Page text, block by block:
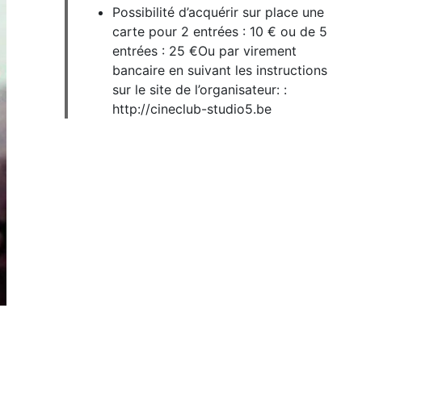
Possibilité d’acquérir sur place une
carte pour 2 entrées : 10 € ou de 5
entrées : 25 €Ou par virement
bancaire en suivant les instructions
sur le site de l’organisateur: :
http://cineclub-studio5.be